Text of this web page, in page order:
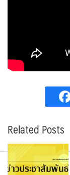
Related Posts